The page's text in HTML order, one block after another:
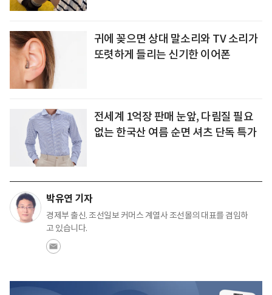
귀에 꽂으면 상대 말소리와 TV 소리가
또렷하게 들리는 신기한 이어폰
전세계 1억장 판매 눈앞, 다림질 필요
없는 한국산 여름 순면 셔츠 단독 특가
박유연 기자
경제부 출신. 조선일보 커머스 계열사 조선몰의 대표를 겸임하
고 있습니다.